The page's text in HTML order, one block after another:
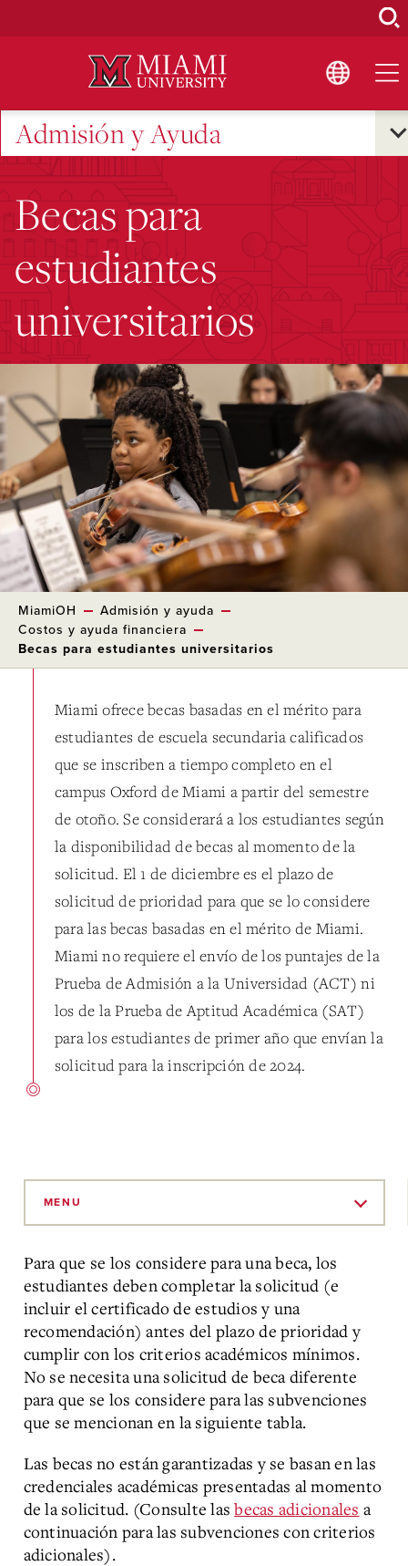
Admisión y Ayuda
Becas para
estudiantes
universitarios
MiamiOH
Admisión y ayuda
Costos y ayuda financiera
Becas para estudiantes universitarios
Miami ofrece becas basadas en el mérito para
estudiantes de escuela secundaria calificados
que se inscriben a tiempo completo en el
campus Oxford de Miami a partir del semestre
de otoño. Se considerará a los estudiantes según
la disponibilidad de becas al momento de la
solicitud. El 1 de diciembre es el plazo de
solicitud de prioridad para que se lo considere
para las becas basadas en el mérito de Miami.
Miami no requiere el envío de los puntajes de la
Prueba de Admisión a la Universidad (ACT) ni
los de la Prueba de Aptitud Académica (SAT)
para los estudiantes de primer año que envían la
solicitud para la inscripción de 2024.
MENU
Para que se los considere para una beca, los
estudiantes deben completar la solicitud (e
incluir el certificado de estudios y una
recomendación) antes del plazo de prioridad y
cumplir con los criterios académicos mínimos.
No se necesita una solicitud de beca diferente
para que se los considere para las subvenciones
que se mencionan en la siguiente tabla.
Las becas no están garantizadas y se basan en las
credenciales académicas presentadas al momento
de la solicitud. (Consulte lasbecas adicionales a
continuación para las subvenciones con criterios
adicionales).